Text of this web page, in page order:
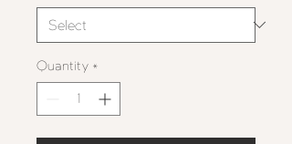
Quantity *